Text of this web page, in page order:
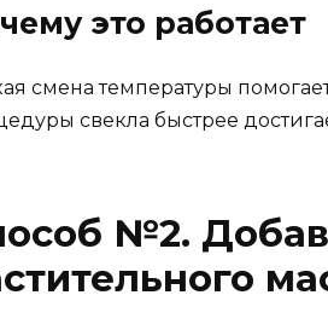
это работает
смена температуры
свекла быстрее
№2.